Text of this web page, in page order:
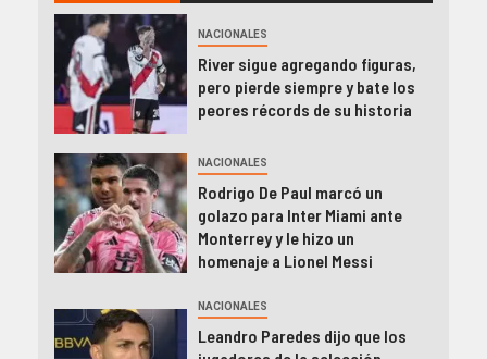
NACIONALES
River sigue agregando figuras,
pero pierde siempre y bate los
peores récords de su historia
NACIONALES
Rodrigo De Paul marcó un
golazo para Inter Miami ante
Monterrey y le hizo un
homenaje a Lionel Messi
NACIONALES
Leandro Paredes dijo que los